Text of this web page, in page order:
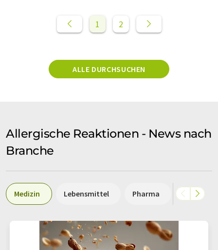
1 2
ALLE DURCHSUCHEN
Allergische Reaktionen - News nach
Branche
Medizin Lebensmittel Pharma Biologie